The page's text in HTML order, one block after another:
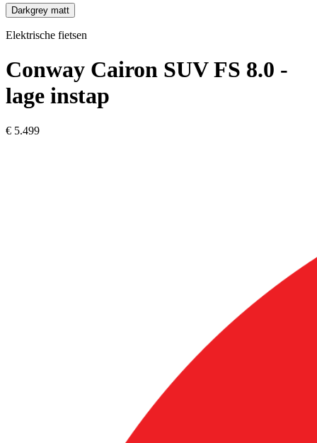
Darkgrey matt
Elektrische fietsen
Conway Cairon SUV FS 8.0 -
lage instap
€ 5.499